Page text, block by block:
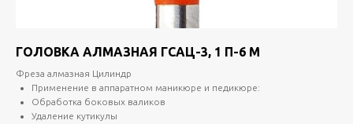
ГОЛОВКА АЛМАЗНАЯ ГСАЦ-3, 1 П-6 М
Фреза алмазная Цилиндр
Применение в аппаратном маникюре и педикюре:
Обработка боковых валиков
Удаление кутикулы